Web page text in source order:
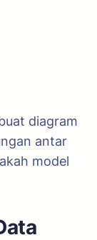
diagram
antar
model